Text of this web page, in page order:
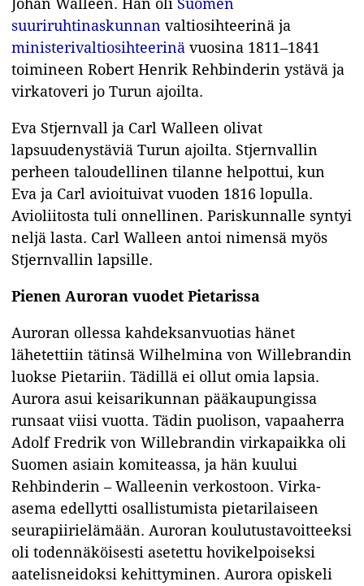
suuriruhtinaskunnan valtiosihteerinä ja
ministerivaltiosihteerinä vuosina 1811–1841
toimineen Robert Henrik Rehbinderin ystävä ja
virkatoveri jo Turun ajoilta.
Eva Stjernvall ja Carl Walleen olivat
lapsuudenystäviä Turun ajoilta. Stjernvallin
perheen taloudellinen tilanne helpottui, kun
Eva ja Carl avioituivat vuoden 1816 lopulla.
Avioliitosta tuli onnellinen. Pariskunnalle syntyi
neljä lasta. Carl Walleen antoi nimensä myös
Stjernvallin lapsille.
Pienen Auroran vuodet Pietarissa
Auroran ollessa kahdeksanvuotias hänet
lähetettiin tätinsä Wilhelmina von Willebrandin
luokse Pietariin. Tädillä ei ollut omia lapsia.
Aurora asui keisarikunnan pääkaupungissa
runsaat viisi vuotta. Tädin puolison, vapaaherra
Adolf Fredrik von Willebrandin virkapaikka oli
Suomen asiain komiteassa, ja hän kuului
Rehbinderin – Walleenin verkostoon. Virka-
asema edellytti osallistumista pietarilaiseen
seurapiirielämään. Auroran koulutustavoitteeksi
oli todennäköisesti asetettu hovikelpoiseksi
aatelisneidoksi kehittyminen. Aurora opiskeli